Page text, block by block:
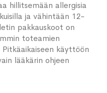
hillitsemään allergisia
ja vähintään 12-
pakkauskoot on
toteamien
käyttöön
lääkärin ohjeen